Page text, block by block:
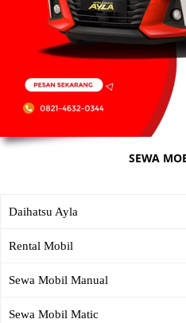
SEWA
Daihatsu Ayla
Rental Mobil
Sewa Mobil Manual
Sewa Mobil Matic